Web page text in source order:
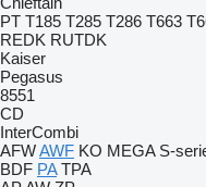
PT T185 T285 T286 T663
REDK RUTDK
Kaiser
Pegasus
8551
CD
InterCombi
AFWAWF KO MEGA S-
BDF PA TPA